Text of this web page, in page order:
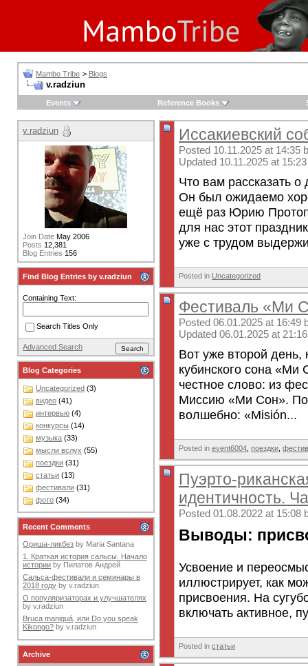
Mambo Tribe > Blogs
v.radziun
Events Reference Books
Иссакиевский
Posted 10.11.2025 at 14:35
Updated 10.11.2025 at
Что вам рассказать
Он был ожидаемо
ещё раз Юрию
для нас этот
уже с трудом
Posted in Uncategorized
Фестиваль «Ми
Posted 06.01.2025 at 16:49
Updated 06.01.2025 at
Вот уже второй день,
кубинского сона
честное слово: из
Миссию «Ми Сон».
волшебно: «Misión...
Posted in event6004 поездки
Пуэрто-
идентичность.
Posted 01.08.2022 at 15:08
Выводы:
Усвоение и
иллюстрирует, как
присвоения. На
включать активное,
Posted in статьи
v.radziun
Join Date May 2006
Posts 12,381
Blog Entries 156
Find Blog Entries by v.radziun
Containing Text:
Search Titles Only
Advanced Search
Blog Categories
Uncategorized (3)
видео (41)
интервью (4)
конкурсы (14)
музыка (33)
мысли вслух (55)
поездки (31)
статьи (13)
фестивали (31)
фото (34)
Recent Comments
Ориша-ликбез by Maria Santana
1. Краткая история сальсы. Начало
истории by Пилатов Андрей
Сальса-фестивали и семинары в
2018 году by v.radziun
О популяризаторах и улучшателях
by v.radziun
Bruca maniguá, или Do you speak
Kikongo? by v.radziun
Archive